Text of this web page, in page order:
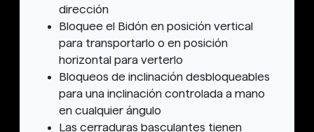
dirección
Bloquee el Bidón en posición vertical
para transportarlo o en posición
horizontal para verterlo
Bloqueos de inclinación desbloqueables
para una inclinación controlada a mano
en cualquier ángulo
Las cerraduras basculantes tienen